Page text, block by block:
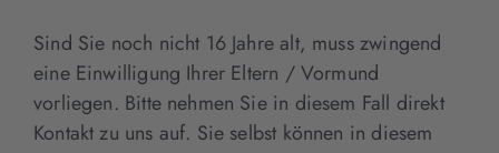
Sind Sie noch nicht 16 Jahre alt, muss zwingend
eine Einwilligung Ihrer Eltern / Vormund
vorliegen. Bitte nehmen Sie in diesem Fall direkt
Kontakt zu uns auf. Sie selbst können in diesem